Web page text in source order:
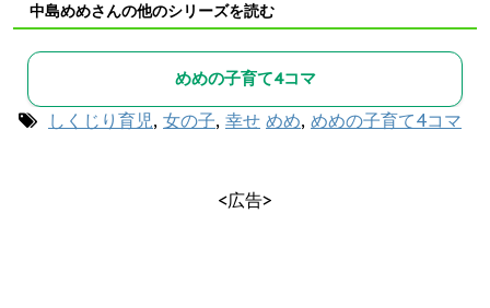
中島めめさんの他のシリーズを読む
めめの子育て4コマ
しくじり育児, 女の子, 幸せ めめ, めめの子育て4コマ
<広告>